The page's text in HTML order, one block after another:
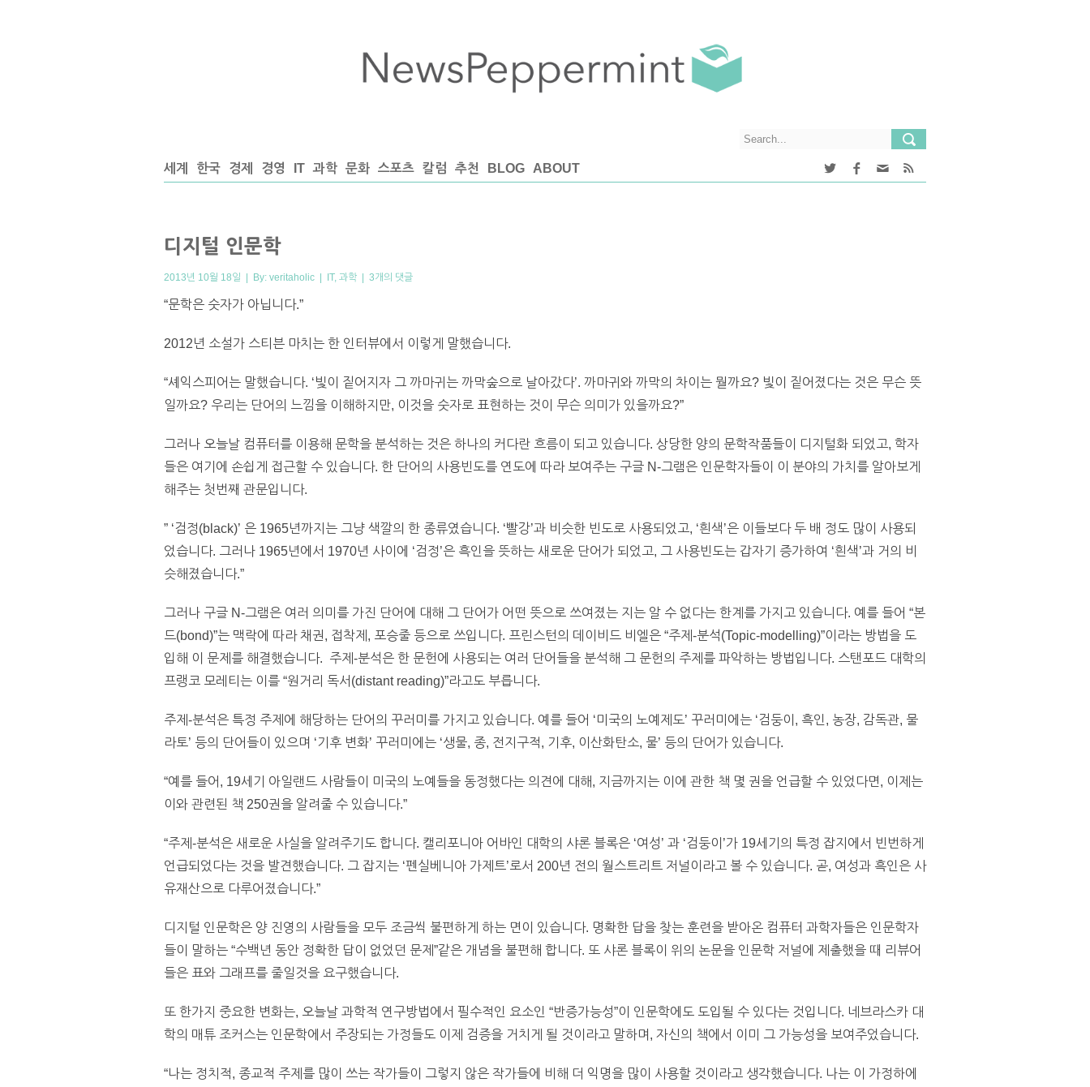
세계 한국 경제 경영 IT 과학 문화 스포츠 칼럼 추천 BLOG ABOUT
디지털 인문학
2013년 10월 18일 | By: veritaholic | IT, 과학 | 3개의 댓글
“문학은 숫자가 아닙니다.”
2012년 소설가 스티븐 마치는 한 인터뷰에서 이렇게 말했습니다.
“셰익스피어는 말했습니다. ‘빛이 짙어지자 그 까마귀는 까막숲으로 날아갔다’. 까마귀와 까막의 차이는 뭘까요? 빛이 짙어졌다는 것은 무슨 뜻
일까요? 우리는 단어의 느낌을 이해하지만, 이것을 숫자로 표현하는 것이 무슨 의미가 있을까요?”
그러나 오늘날 컴퓨터를 이용해 문학을 분석하는 것은 하나의 커다란 흐름이 되고 있습니다. 상당한 양의 문학작품들이 디지털화 되었고, 학자
들은 여기에 손쉽게 접근할 수 있습니다. 한 단어의 사용빈도를 연도에 따라 보여주는 구글 N-그램은 인문학자들이 이 분야의 가치를 알아보게
해주는 첫번째 관문입니다.
” ‘검정(black)’ 은 1965년까지는 그냥 색깔의 한 종류였습니다. ‘빨강’과 비슷한 빈도로 사용되었고, ‘흰색’은 이들보다 두 배 정도 많이 사용되
었습니다. 그러나 1965년에서 1970년 사이에 ‘검정’은 흑인을 뜻하는 새로운 단어가 되었고, 그 사용빈도는 갑자기 증가하여 ‘흰색’과 거의 비
슷해졌습니다.”
그러나 구글 N-그램은 여러 의미를 가진 단어에 대해 그 단어가 어떤 뜻으로 쓰여졌는 지는 알 수 없다는 한계를 가지고 있습니다. 예를 들어 “본
드(bond)”는 맥락에 따라 채권, 접착제, 포승줄 등으로 쓰입니다. 프린스턴의 데이비드 비엘은 “주제-분석(Topic-modelling)”이라는 방법을 도
입해 이 문제를 해결했습니다. 주제-분석은 한 문헌에 사용되는 여러 단어들을 분석해 그 문헌의 주제를 파악하는 방법입니다. 스탠포드 대학의
프랭코 모레티는 이를 “원거리 독서(distant reading)”라고도 부릅니다.
주제-분석은 특정 주제에 해당하는 단어의 꾸러미를 가지고 있습니다. 예를 들어 ‘미국의 노예제도’ 꾸러미에는 ‘검둥이, 흑인, 농장, 감독관, 물
라토’ 등의 단어들이 있으며 ‘기후 변화’ 꾸러미에는 ‘생물, 종, 전지구적, 기후, 이산화탄소, 물’ 등의 단어가 있습니다.
“예를 들어, 19세기 아일랜드 사람들이 미국의 노예들을 동정했다는 의견에 대해, 지금까지는 이에 관한 책 몇 권을 언급할 수 있었다면, 이제는
이와 관련된 책 250권을 알려줄 수 있습니다.”
“주제-분석은 새로운 사실을 알려주기도 합니다. 캘리포니아 어바인 대학의 샤론 블록은 ‘여성’ 과 ‘검둥이’가 19세기의 특정 잡지에서 빈번하게
언급되었다는 것을 발견했습니다. 그 잡지는 ‘펜실베니아 가제트’로서 200년 전의 월스트리트 저널이라고 볼 수 있습니다. 곧, 여성과 흑인은 사
유재산으로 다루어졌습니다.”
디지털 인문학은 양 진영의 사람들을 모두 조금씩 불편하게 하는 면이 있습니다. 명확한 답을 찾는 훈련을 받아온 컴퓨터 과학자들은 인문학자
들이 말하는 “수백년 동안 정확한 답이 없었던 문제”같은 개념을 불편해 합니다. 또 샤론 블록이 위의 논문을 인문학 저널에 제출했을 때 리뷰어
들은 표와 그래프를 줄일것을 요구했습니다.
또 한가지 중요한 변화는, 오늘날 과학적 연구방법에서 필수적인 요소인 “반증가능성”이 인문학에도 도입될 수 있다는 것입니다. 네브라스카 대
학의 매튜 조커스는 인문학에서 주장되는 가정들도 이제 검증을 거치게 될 것이라고 말하며, 자신의 책에서 이미 그 가능성을 보여주었습니다.
“나는 정치적, 종교적 주제를 많이 쓰는 작가들이 그렇지 않은 작가들에 비해 더 익명을 많이 사용할 것이라고 생각했습니다. 나는 이 가정하에